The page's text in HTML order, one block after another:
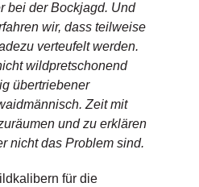
bei der Bockjagd. Und
wir, dass teilweise
verteufelt werden.
wildpretschonend
übertriebener
Zeit mit
und zu erklären
nicht das Problem sind.
für die